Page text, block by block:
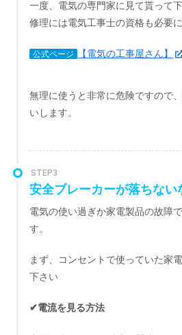
一度、電気の専門家に見て貰って下
修理には電気工事士の資格も必要に
公式ページ 【電気の工事屋さん】
無理に使うと非常に危険ですので
いします。
STEP3
安全ブレーカーが落ちない
電気の使い過ぎか家電製品の故障
す。
まず、コンセントで使っていた家
下さい
✔電流を見る方法